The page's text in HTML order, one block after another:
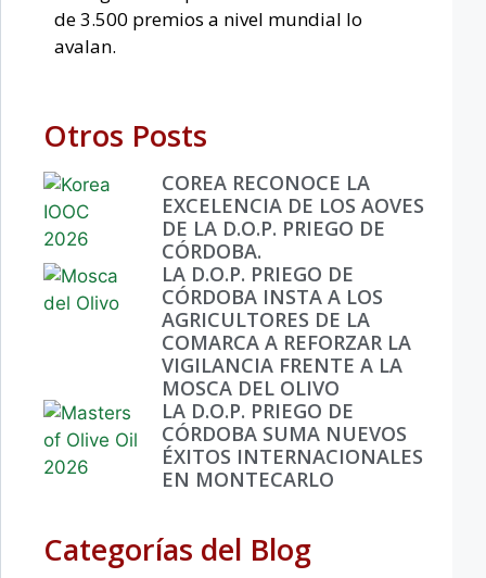
de 3.500 premios a nivel mundial lo
avalan.
Otros Posts
COREA RECONOCE LA
EXCELENCIA DE LOS AOVES
DE LA D.O.P. PRIEGO DE
CÓRDOBA.
LA D.O.P. PRIEGO DE
CÓRDOBA INSTA A LOS
AGRICULTORES DE LA
COMARCA A REFORZAR LA
VIGILANCIA FRENTE A LA
MOSCA DEL OLIVO
LA D.O.P. PRIEGO DE
CÓRDOBA SUMA NUEVOS
ÉXITOS INTERNACIONALES
EN MONTECARLO
Categorías del Blog